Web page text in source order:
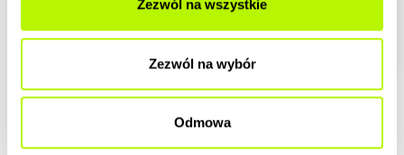
Zezwól na wszystkie
Zezwól na wybór
Odmowa
wykańczanego pod standard "do zamieszkania"